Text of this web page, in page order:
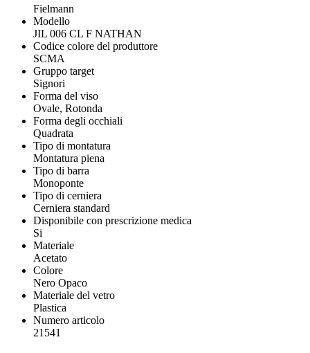
Fielmann
Modello
JIL 006 CL F NATHAN
Codice colore del produttore
SCMA
Gruppo target
Signori
Forma del viso
Ovale, Rotonda
Forma degli occhiali
Quadrata
Tipo di montatura
Montatura piena
Tipo di barra
Monoponte
Tipo di cerniera
Cerniera standard
Disponibile con prescrizione medica
Si
Materiale
Acetato
Colore
Nero Opaco
Materiale del vetro
Plastica
Numero articolo
21541